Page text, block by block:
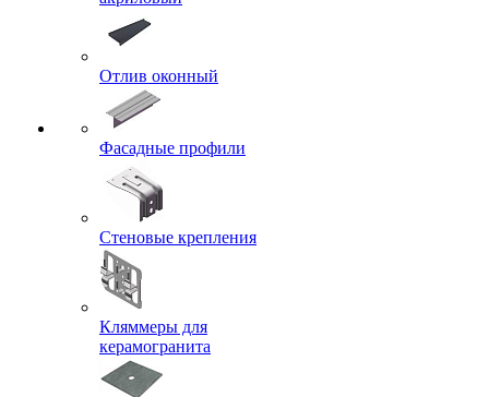
Отлив оконный
Фасадные профили
Стеновые крепления
Кляммеры для
керамогранита